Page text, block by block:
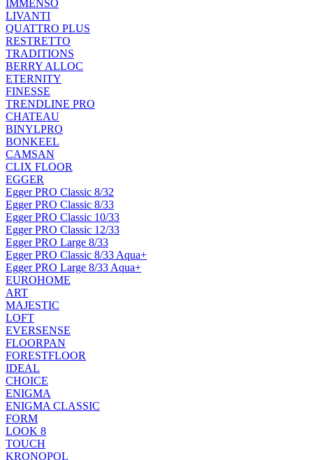
IMMENSO
LIVANTI
QUATTRO PLUS
RESTRETTO
TRADITIONS
BERRY ALLOC
ETERNITY
FINESSE
TRENDLINE PRO
CHATEAU
BINYLPRO
BONKEEL
CAMSAN
CLIX FLOOR
EGGER
Egger PRO Classic 8/32
Egger PRO Classic 8/33
Egger PRO Classic 10/33
Egger PRO Classic 12/33
Egger PRO Large 8/33
Egger PRO Classic 8/33 Aqua+
Egger PRO Large 8/33 Aqua+
EUROHOME
ART
MAJESTIC
LOFT
EVERSENSE
FLOORPAN
FORESTFLOOR
IDEAL
CHOICE
ENIGMA
ENIGMA CLASSIC
FORM
LOOK 8
TOUCH
KRONOPOL